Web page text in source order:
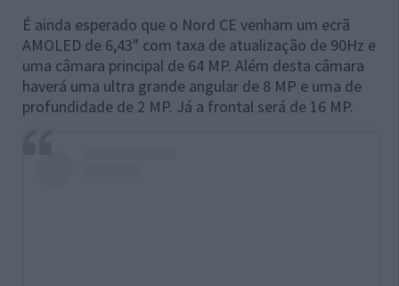
É ainda esperado que o Nord CE venham um ecrã
AMOLED de 6,43" com taxa de atualização de 90Hz e
uma câmara principal de 64 MP. Além desta câmara
haverá uma ultra grande angular de 8 MP e uma de
profundidade de 2 MP. Já a frontal será de 16 MP.